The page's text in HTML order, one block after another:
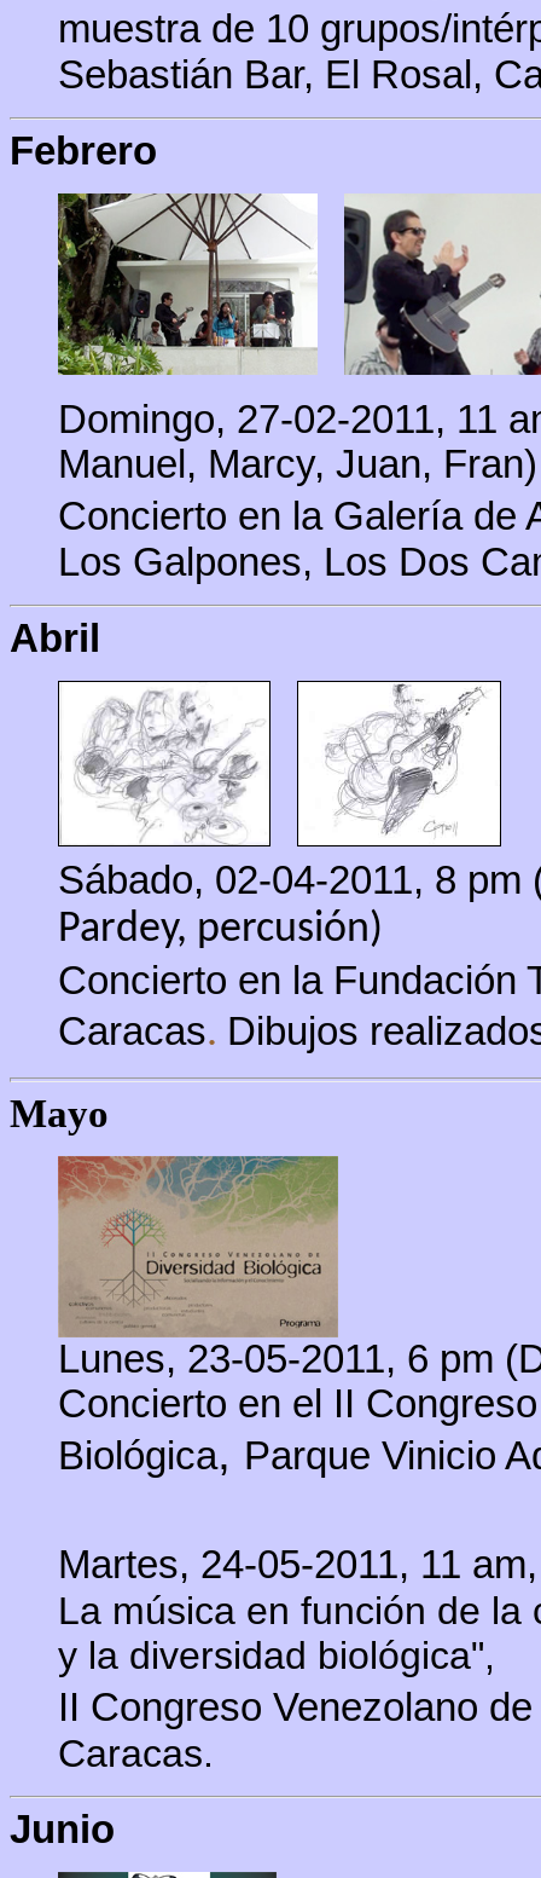
muestra de 10 grupos/
Sebastián Bar, El Rosal,
Febrero
Domingo, 27-02-2011, 11
Manuel, Marcy, Juan, Fran)
Concierto en la Galería de
Los Galpones, Los Dos
Abril
Sábado, 02-04-2011, 8
Pardey, percusión)
Concierto en la Fundación
Caracas. Dibujos
Mayo
Lunes, 23-05-2011, 6 pm
Concierto en el II
Biológica, Parque Vinicio
Martes, 24-05-2011, 11
La música en función de
y la diversidad biológica",
II Congreso Venezolano
Caracas.
Junio